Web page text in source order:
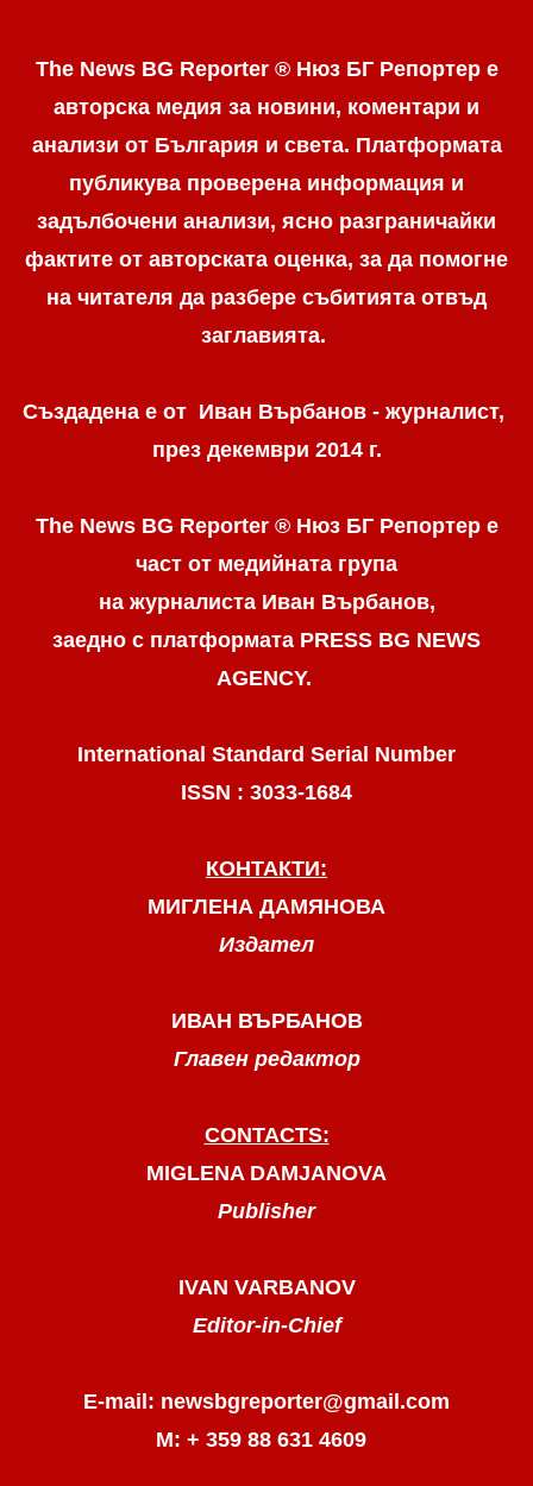
The News BG Reporter ® Нюз БГ Репортер е
авторска медия за новини, коментари и
анализи от България и света. Платформата
публикува проверена информация и
задълбочени анализи, ясно разграничaйки
фактите от авторската оценка, за да помогне
на читателя да разбере събитията отвъд
заглавията.
Създадена е от Иван Върбанов - журналист,
през декември 2014 г.
The News BG Reporter ® Нюз БГ Репортере
част от медийната група
на журналиста Иван Върбанов,
заедно с платформата PRESS BG NEWS
AGENCY.
International Standard Serial Number
ISSN : 3033-1684
КОНТАКТИ:
МИГЛЕНА ДАМЯНОВА
Издател
ИВАН ВЪРБАНОВ
Главен редактор
CONTACTS:
MIGLENA DAMJANOVA
Publisher
IVAN VARBANOV
Editor-in-Chief
E-mail: newsbgreporter@gmail.com
М: + 359 88 631 4609